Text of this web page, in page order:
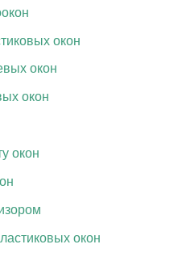
окон
окон
окон
окон
окон